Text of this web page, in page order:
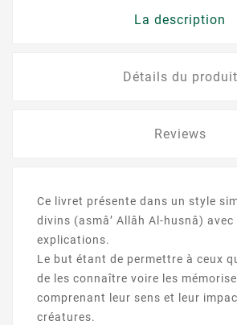
La description
Détails du produit
Reviews
Ce livret présente dans un style
divins (asmâ’ Allâh Al-husnâ) avec
explications.
Le but étant de permettre à ceux
de les connaître voire les
comprenant leur sens et leur
créatures.